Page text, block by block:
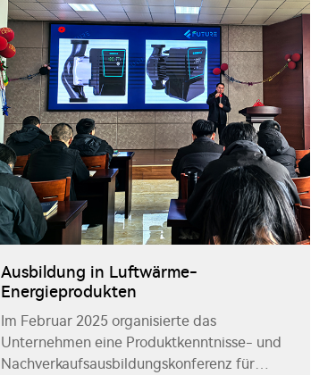
Ausbildung in Luftwärme-
Energieprodukten
Im Februar 2025 organisierte das
Unternehmen eine Produktkenntnisse- und
Nachverkaufsausbildungskonferenz für